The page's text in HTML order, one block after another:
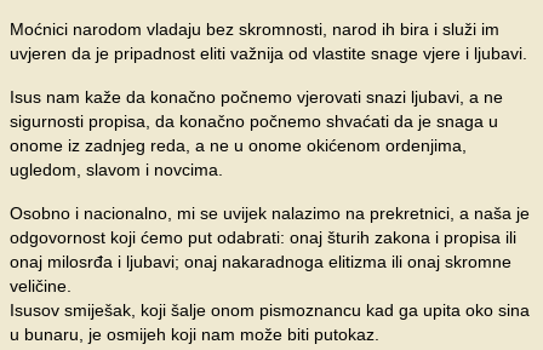
Moćnici narodom vladaju bez skromnosti, narod ih bira i služi im
uvjeren da je pripadnost eliti važnija od vlastite snage vjere i ljubavi.
Isus nam kaže da konačno počnemo vjerovati snazi ljubavi, a ne
sigurnosti propisa, da konačno počnemo shvaćati da je snaga u
onome iz zadnjeg reda, a ne u onome okićenom ordenjima,
ugledom, slavom i novcima.
Osobno i nacionalno, mi se uvijek nalazimo na prekretnici, a naša je
odgovornost koji ćemo put odabrati: onaj šturih zakona i propisa ili
onaj milosrđa i ljubavi; onaj nakaradnoga elitizma ili onaj skromne
veličine.
Isusov smiješak, koji šalje onom pismoznancu kad ga upita oko sina
u bunaru, je osmijeh koji nam može biti putokaz.